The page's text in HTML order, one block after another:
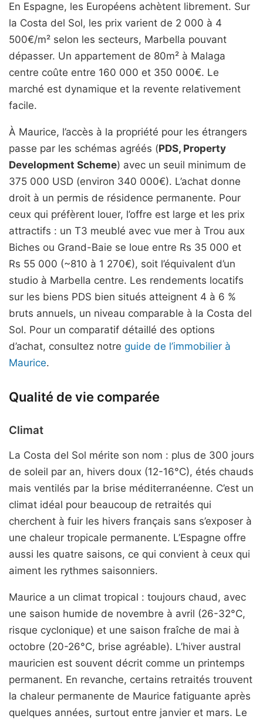
En Espagne, les Européens achètent librement. Sur
la Costa del Sol, les prix varient de 2 000 à 4
500€/m² selon les secteurs, Marbella pouvant
dépasser. Un appartement de 80m² à Malaga
centre coûte entre 160 000 et 350 000€. Le
marché est dynamique et la revente relativement
facile.
À Maurice, l’accès à la propriété pour les étrangers
passe par les schémas agréés (PDS, Property
Development Scheme) avec un seuil minimum de
375 000 USD (environ 340 000€). L’achat donne
droit à un permis de résidence permanente. Pour
ceux qui préfèrent louer, l’offre est large et les prix
attractifs : un T3 meublé avec vue mer à Trou aux
Biches ou Grand-Baie se loue entre Rs 35 000 et
Rs 55 000 (~810 à 1 270€), soit l’équivalent d’un
studio à Marbella centre. Les rendements locatifs
sur les biens PDS bien situés atteignent 4 à 6 %
bruts annuels, un niveau comparable à la Costa del
Sol. Pour un comparatif détaillé des options
d’achat, consultez notre guide de l’immobilier à
Maurice.
Qualité de vie comparée
Climat
La Costa del Sol mérite son nom : plus de 300 jours
de soleil par an, hivers doux (12-16°C), étés chauds
mais ventilés par la brise méditerranéenne. C’est un
climat idéal pour beaucoup de retraités qui
cherchent à fuir les hivers français sans s’exposer à
une chaleur tropicale permanente. L’Espagne offre
aussi les quatre saisons, ce qui convient à ceux qui
aiment les rythmes saisonniers.
Maurice a un climat tropical : toujours chaud, avec
une saison humide de novembre à avril (26-32°C,
risque cyclonique) et une saison fraîche de mai à
octobre (20-26°C, brise agréable). L’hiver austral
mauricien est souvent décrit comme un printemps
permanent. En revanche, certains retraités trouvent
la chaleur permanente de Maurice fatiguante après
quelques années, surtout entre janvier et mars. Le